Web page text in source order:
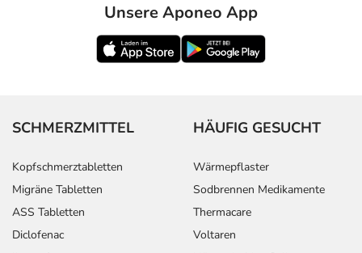
Unsere Aponeo App
SCHMERZMITTEL
Kopfschmerztabletten
Migräne Tabletten
ASS Tabletten
Diclofenac
HÄUFIG GESUCHT
Wärmepflaster
Sodbrennen Medikamente
Thermacare
Voltaren